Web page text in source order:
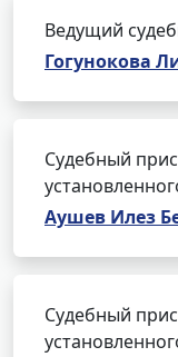
Ведущий
Гогунокова
Судебный
Аушев Илез
Судебный